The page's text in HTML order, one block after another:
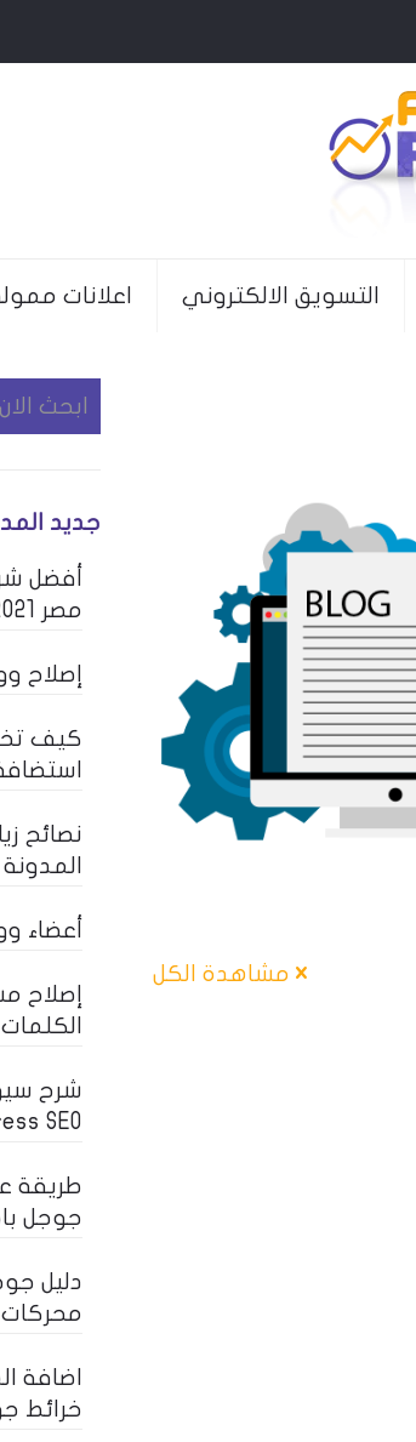
التسويق الالكتروني اعلانات
مشاهدة الكل
جديد
أفضل
مصر 2021
إصلاح
كيف
نصائح
المدونة
أعضاء
إصلاح
شرح
SEO
طريقة
جوجل
دليل
محركات
اضافة
خرائط